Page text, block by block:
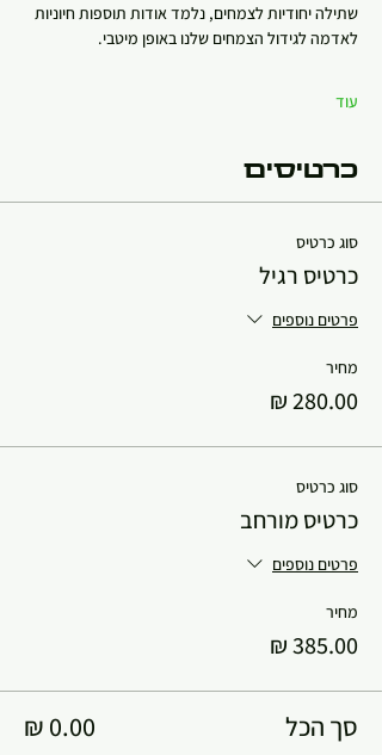
שתילה יחודיות לצמחים, נלמד אודות תוספות חיוניות
לאדמה לגידול הצמחים שלנו באופן מיטבי.
עוד
כרטיסים
סוג כרטיס
כרטיס רגיל
פרטים נוספים
מחיר
סוג כרטיס
כרטיס מורחב
פרטים נוספים
מחיר
סך הכל